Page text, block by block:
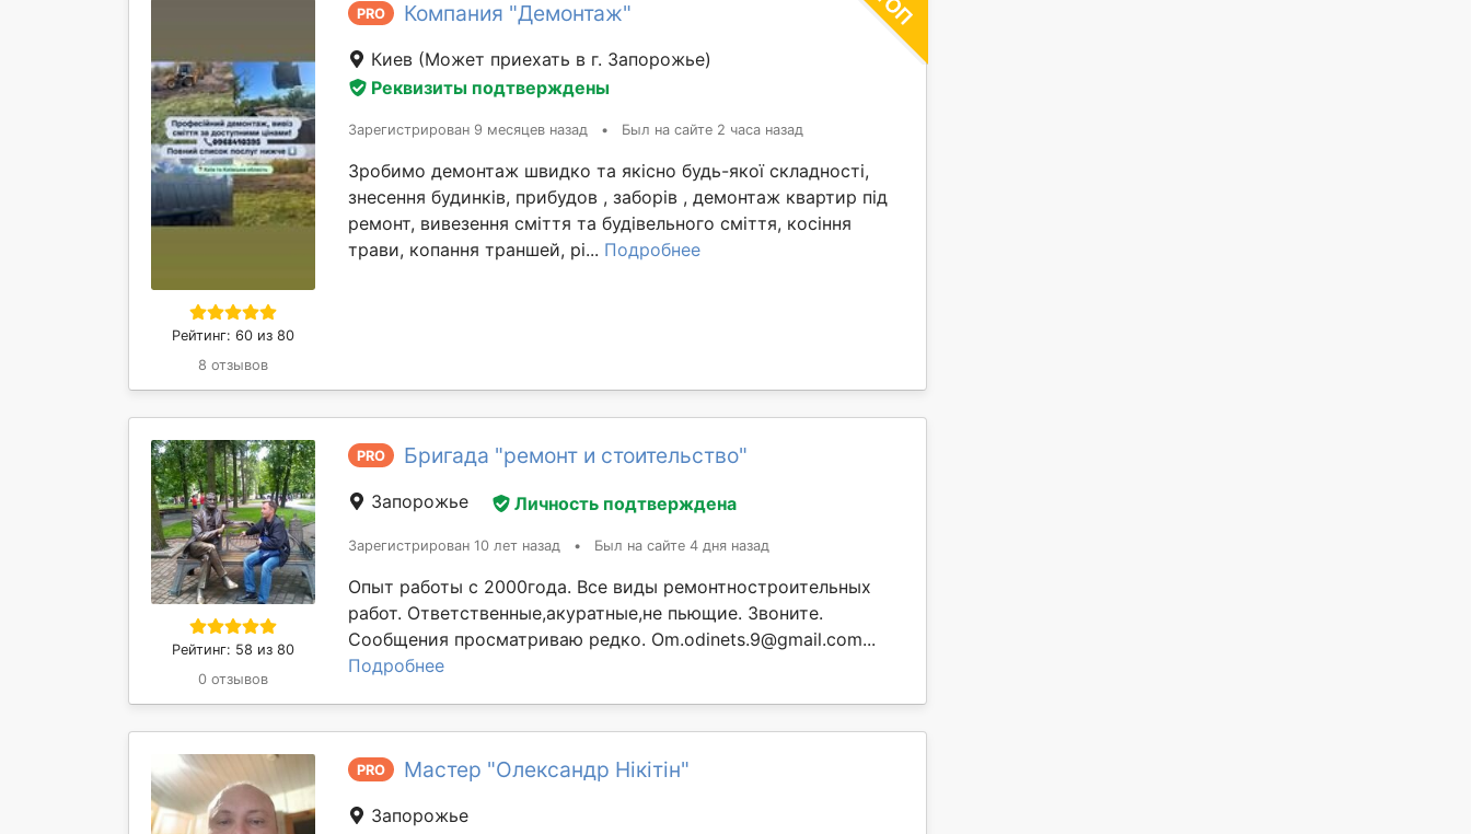
Рейтинг: 60 из 80
8 отзывов
PRO Компания "Демонтаж"
Киев (Может приехать в г. Запорожье)
Реквизиты подтверждены
Зарегистрирован 9 месяцев назад • Был на сайте 2 часа назад
Зробимо демонтаж швидко та якісно будь-якої складності,
знесення будинків, прибудов , заборів , демонтаж квартир під
ремонт, вивезення сміття та будівельного сміття, косіння
трави, копання траншей, рі... Подробнее
Рейтинг: 58 из 80
0 отзывов
PRO Бригада "ремонт и стоительство"
Запорожье Личность подтверждена
Зарегистрирован 10 лет назад • Был на сайте 4 дня назад
Опыт работы с 2000года. Все виды ремонтностроительных
работ. Ответственные,акуратные,не пьющие. Звоните.
Сообщения просматриваю редко. Om.odinets.9@gmail.com...
Подробнее
PRO Мастер "Олександр Нікітін"
Запорожье